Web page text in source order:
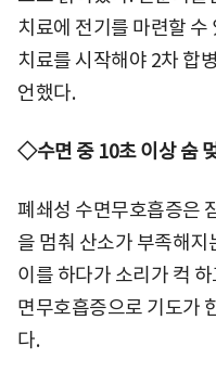
치료에 전기를 마련할
치료를 시작해야 2차 합
언했다.
◇수면 중 10초 이상 숨
폐쇄성 수면무호흡증은
을 멈춰 산소가 부족해
이를 하다가 소리가 컥
면무호흡증으로 기도가
다.